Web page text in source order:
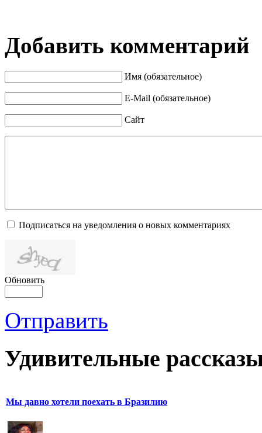
Добавить комментарий
Имя (обязательное)
E-Mail (обязательное)
Сайт
Подписаться на уведомления о новых комментариях
Обновить
Отправить
Удивительные
Мы давно хотели поехать в Бразилию